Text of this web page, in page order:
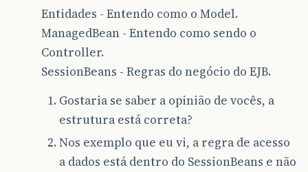
Entidades - Entendo como o Model.
ManagedBean - Entendo como sendo o
Controller.
SessionBeans - Regras do negócio do EJB.
Gostaria se saber a opinião de vocês, a
estrutura está correta?
Nos exemplo que eu vi, a regra de acesso
a dados está dentro do SessionBeans e não